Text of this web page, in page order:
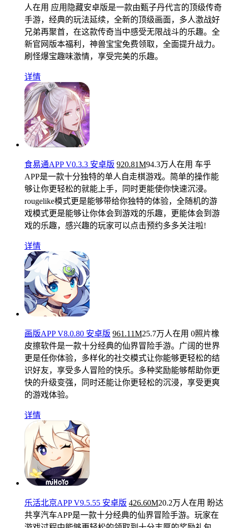
人在用 应用隐藏安卓版是一款由甄子丹代言的顶级传奇
手游，经典的玩法延续，全新的顶级画面，多人激战好
兄弟再聚首，在这款传奇当中感受无限战斗的乐趣。全
新官网版本福利，神兽宝宝免费领取，全面提升战力。
刷怪爆宝趣味激情，享受完美的乐趣。
详情
食易通APP V0.3.3 安卓版 920.81M94.3万人在用 车乎
APP是一款十分独特的单人自走棋游戏。简单的操作能
够让你更轻松的就能上手，同时更能使你快速沉浸。
rougelike模式更是能够带给你独特的体验，全随机的游
戏模式更是能够让你体会到游戏的乐趣，更能体会到游
戏的乐趣，感兴趣的玩家可以点击预约多多关注啦!
详情
画版APP V8.0.80 安卓版 961.11M25.7万人在用 0照片橡
皮擦软件是一款十分经典的仙界冒险手游。广阔的世界
更是任你体验，多样化的社交模式让你能够更轻松的结
识好友，享受多人冒险的快乐。多种奖励能够帮助你更
快的升级变强，同时还能让你更轻松的沉浸，享受更爽
的游戏体验。
详情
乐活北京APP V9.5.55 安卓版 426.60M20.2万人在用 盼达
共享汽车APP是一款十分经典的仙界冒险手游。玩家在